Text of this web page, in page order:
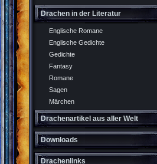
Drachen in der Literatur
Englische Romane
Englische Gedichte
Gedichte
Fantasy
Romane
Sagen
Märchen
Drachenartikel aus aller Welt
Downloads
Drachenlinks